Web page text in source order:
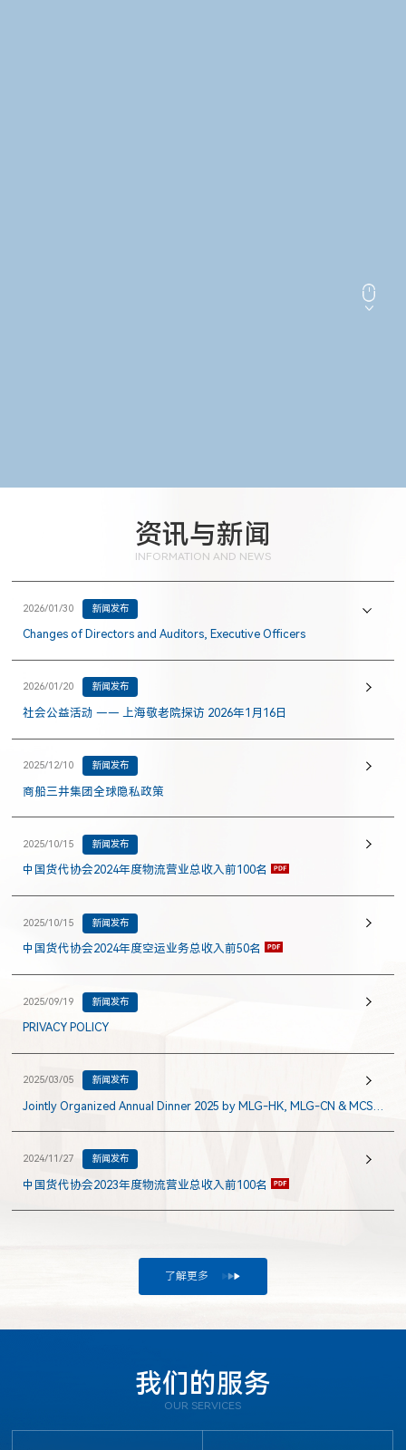
资讯与新闻
INFORMATION AND NEWS
2026/01/30 新闻发布
Changes of Directors and Auditors, Executive Officers
2026/01/20 新闻发布
社会公益活动 —— 上海敬老院探访 2026年1月16日
2025/12/10 新闻发布
商船三井集团全球隐私政策
2025/10/15 新闻发布
中国货代协会2024年度物流营业总收入前100名
2025/10/15 新闻发布
中国货代协会2024年度空运业务总收入前50名
2025/09/19 新闻发布
PRIVACY POLICY
2025/03/05 新闻发布
Jointly Organized Annual Dinner 2025 by MLG-HK, MLG-CN & MCS-
2024/11/27 新闻发布
中国货代协会2023年度物流营业总收入前100名
了解更多
我们的服务
OUR SERVICES